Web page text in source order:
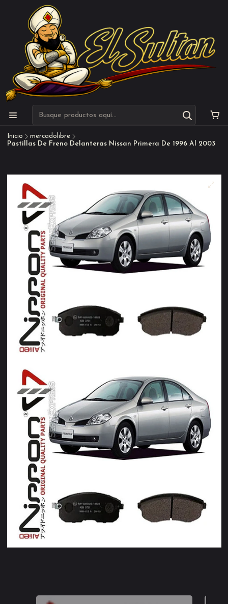
Inicio
mercadolibre
Pastillas De Freno Delanteras Nissan Primera De 1996 Al 2003